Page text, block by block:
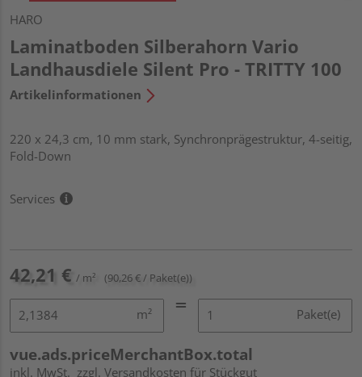
HARO
Laminatboden Silberahorn Vario
Landhausdiele Silent Pro - TRITTY 100
Artikelinformationen
220 x 24,3 cm, 10 mm stark, Synchronprägestruktur, 4-seitig,
Fold-Down
Services
42,21 € / m² (90,26 € / Paket(e))
m² Paket(e)
vue.ads.priceMerchantBox.total
inkl. MwSt. zzgl. Versandkosten für Stückgut